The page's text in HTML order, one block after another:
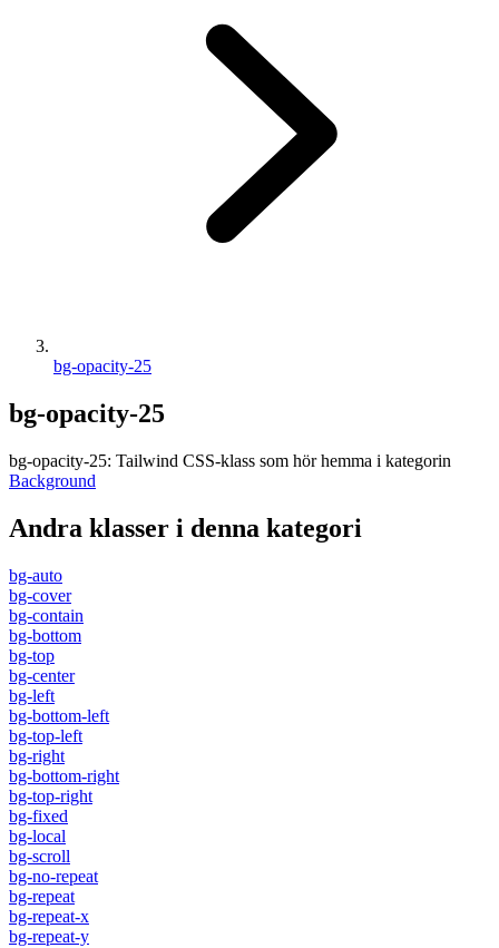
bg-opacity-25
bg-opacity-25
bg-opacity-25: Tailwind CSS-klass som hör hemma i kategorin
Background
Andra klasser i denna kategori
bg-auto
bg-cover
bg-contain
bg-bottom
bg-top
bg-center
bg-left
bg-bottom-left
bg-top-left
bg-right
bg-bottom-right
bg-top-right
bg-fixed
bg-local
bg-scroll
bg-no-repeat
bg-repeat
bg-repeat-x
bg-repeat-y